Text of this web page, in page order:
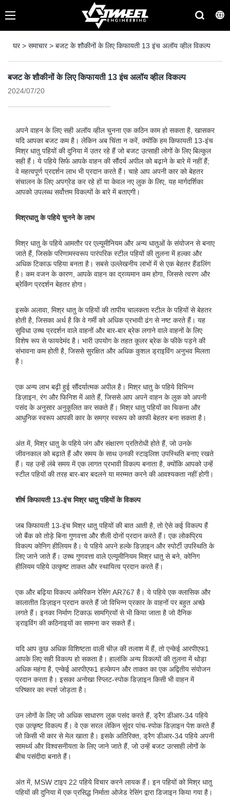
घर> समाचार> बजट के शौकीनों के लिए किफायती 13 इंच अलॉय व्हील विकल्प
बजट के शौकीनों के लिए किफायती 13 इंच अलॉय व्हील विकल्प
2024/07/20
अपने वाहन के लिए सही अलॉय व्हील चुनना एक कठिन काम हो सकता है, खासकर
यदि आपका बजट कम है। लेकिन अब चिंता न करें, क्योंकि हम किफायती 13-इंच
मिश्र धातु पहियों की दुनिया में उतर रहे हैं जो बजट उत्साही लोगों के लिए बिल्कुल
सही हैं। ये पहिये सिर्फ आपके वाहन की सौंदर्य अपील को बढ़ाने के बारे में नहीं हैं;
वे महत्वपूर्ण प्रदर्शन लाभ भी प्रदान करते हैं। चाहे आप अपनी कार को बेहतर
संचालन के लिए अपग्रेड कर रहे हों या केवल नए लुक के लिए, यह मार्गदर्शिका
आपको उपलब्ध सर्वोत्तम विकल्पों के बारे में बताएगी।
मिश्रधातु के पहिये चुनने के लाभ
मिश्र धातु के पहिये आमतौर पर एल्यूमीनियम और अन्य धातुओं के संयोजन से बनाए
जाते हैं, जिसके परिणामस्वरूप पारंपरिक स्टील पहियों की तुलना में हल्का और
अधिक टिकाऊ पहिया बनता है। सबसे उल्लेखनीय लाभों में से एक बेहतर हैंडलिंग
है। कम वजन के कारण, आपके वाहन का द्रव्यमान कम होगा, जिससे त्वरण और
ब्रेकिंग प्रदर्शन बेहतर होगा।
इसके अलावा, मिश्र धातु के पहियों की तापीय चालकता स्टील के पहियों से बेहतर
होती है, जिसका अर्थ है कि वे गर्मी को अधिक प्रभावी ढंग से नष्ट करते हैं। यह
सुविधा उच्च प्रदर्शन वाले वाहनों और बार-बार ब्रेक लगाने वाले वाहनों के लिए
विशेष रूप से फायदेमंद है। भारी उपयोग के तहत कूलर ब्रेक के फीके पड़ने की
संभावना कम होती है, जिससे सुरक्षित और अधिक कुशल ड्राइविंग अनुभव मिलता
है।
एक अन्य लाभ बढ़ी हुई सौंदर्यात्मक अपील है। मिश्र धातु के पहिये विभिन्न
डिज़ाइन, रंग और फिनिश में आते हैं, जिससे आप अपने वाहन के लुक को अपनी
पसंद के अनुसार अनुकूलित कर सकते हैं। मिश्र धातु पहियों का चिकना और
आधुनिक स्वरूप आपकी कार के समग्र स्वरूप को काफी बेहतर बना सकता है।
अंत में, मिश्र धातु के पहिये जंग और संक्षारण प्रतिरोधी होते हैं, जो उनके
जीवनकाल को बढ़ाते हैं और समय के साथ उनकी स्टाइलिश उपस्थिति बनाए रखते
हैं। यह उन्हें लंबे समय में एक लागत प्रभावी विकल्प बनाता है, क्योंकि आपको उन्हें
स्टील पहियों की तरह बार-बार बदलने या मरम्मत करने की आवश्यकता नहीं होगी।
शीर्ष किफायती 13-इंच मिश्र धातु पहियों के विकल्प
जब किफायती 13-इंच मिश्र धातु पहियों की बात आती है, तो ऐसे कई विकल्प हैं
जो बैंक को तोड़े बिना गुणवत्ता और शैली दोनों प्रदान करते हैं। एक लोकप्रिय
विकल्प कोनिग हीलियम है। ये पहिये अपने हल्के डिज़ाइन और स्पोर्टी उपस्थिति के
लिए जाने जाते हैं। उच्च गुणवत्ता वाले एल्यूमीनियम मिश्र धातु से बने, कोनिग
हीलियम पहिये उत्कृष्ट ताकत और स्थायित्व प्रदान करते हैं।
एक और बढ़िया विकल्प अमेरिकन रेसिंग AR767 है। ये पहिये एक क्लासिक और
कालातीत डिज़ाइन प्रदान करते हैं जो विभिन्न प्रकार के वाहनों पर बहुत अच्छे
लगते हैं। इनका निर्माण टिकाऊ सामग्रियों से भी किया जाता है जो दैनिक
ड्राइविंग की कठिनाइयों का सामना कर सकते हैं।
यदि आप कुछ अधिक विशिष्टता वाली चीज़ की तलाश में हैं, तो एन्केई आरपीएफ1
आपके लिए सही विकल्प हो सकता है। हालांकि अन्य विकल्पों की तुलना में थोड़ा
अधिक महंगा है, एन्केई आरपीएफ1 हल्केपन और ताकत का एक अद्वितीय संयोजन
प्रदान करता है। इसका अनोखा स्प्लिट-स्पोक डिज़ाइन किसी भी वाहन में
परिष्कार का स्पर्श जोड़ता है।
उन लोगों के लिए जो अधिक साधारण लुक पसंद करते हैं, ड्रैग डीआर-34 पहिये
एक उत्कृष्ट विकल्प हैं। वे एक सरल लेकिन सुंदर पांच-स्पोक डिज़ाइन पेश करते हैं
जो किसी भी कार से मेल खाता है। इसके अतिरिक्त, ड्रैग डीआर-34 पहिये अपनी
सामर्थ्य और विश्वसनीयता के लिए जाने जाते हैं, जो उन्हें बजट उत्साही लोगों के
बीच पसंदीदा बनाते हैं।
अंत में, MSW टाइप 22 पहिये विचार करने लायक हैं। इन पहियों को मिश्र धातु
पहियों की दुनिया में एक प्रसिद्ध निर्माता ओजेड रेसिंग द्वारा डिजाइन किया गया है।